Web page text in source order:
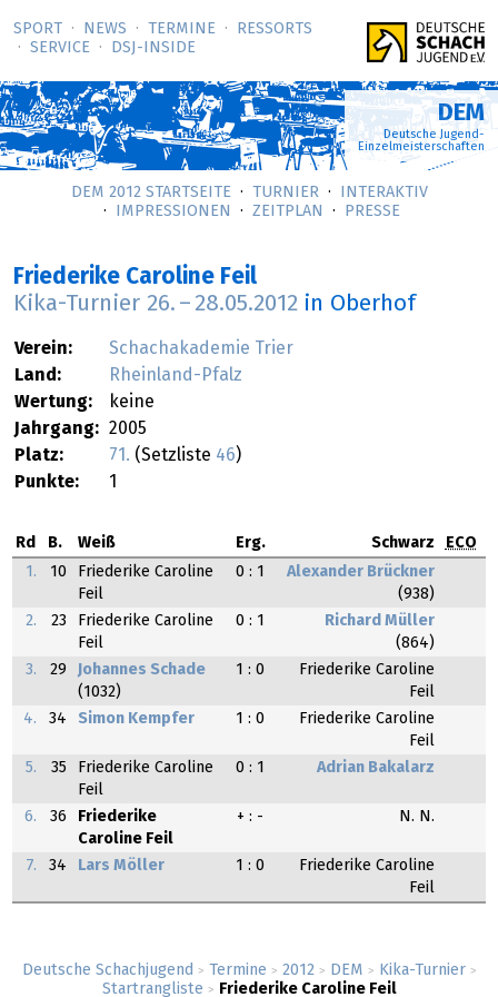
SPORT NEWS TERMINE
RESSORTS
SERVICE
DSJ-­INSIDE
Deutsche Schachjugend > Termine > 2012 > DEM > Kika-Turnier >
Startrangliste > Friederike Caroline Feil
DEM
Deutsche Jugend-
Einzelmeisterschaften
DEM 2012 STARTSEITE TURNIER
INTERAKTIV
IMPRESSIONEN
ZEITPLAN PRESSE
Friederike Caroline Feil
Kika-Turnier 26. – 28.05.2012 in Oberhof
Verein:
Schachakademie Trier
Land:
Rheinland-Pfalz
Wertung:
keine
Jahrgang: 2005
Platz:
71. (Setzliste 46)
Punkte:
1
Rd B. Weiß Erg. Schwarz
ECO
1.
10
Friederike Caroline
Feil
0 : 1
Alexander Brückner
(938)
2.
23
Friederike Caroline
Feil
0 : 1
Richard Müller
(864)
3.
29
Johannes Schade
(1032)
1 : 0
Friederike Caroline
Feil
4.
34 Simon Kempfer 1 : 0
Friederike Caroline
Feil
5.
35
Friederike Caroline
Feil
0 : 1 Adrian Bakalarz
6. 36
Friederike
Caroline Feil
+ : - N. N.
7. 34 Lars Möller 1 : 0
Friederike Caroline
Feil